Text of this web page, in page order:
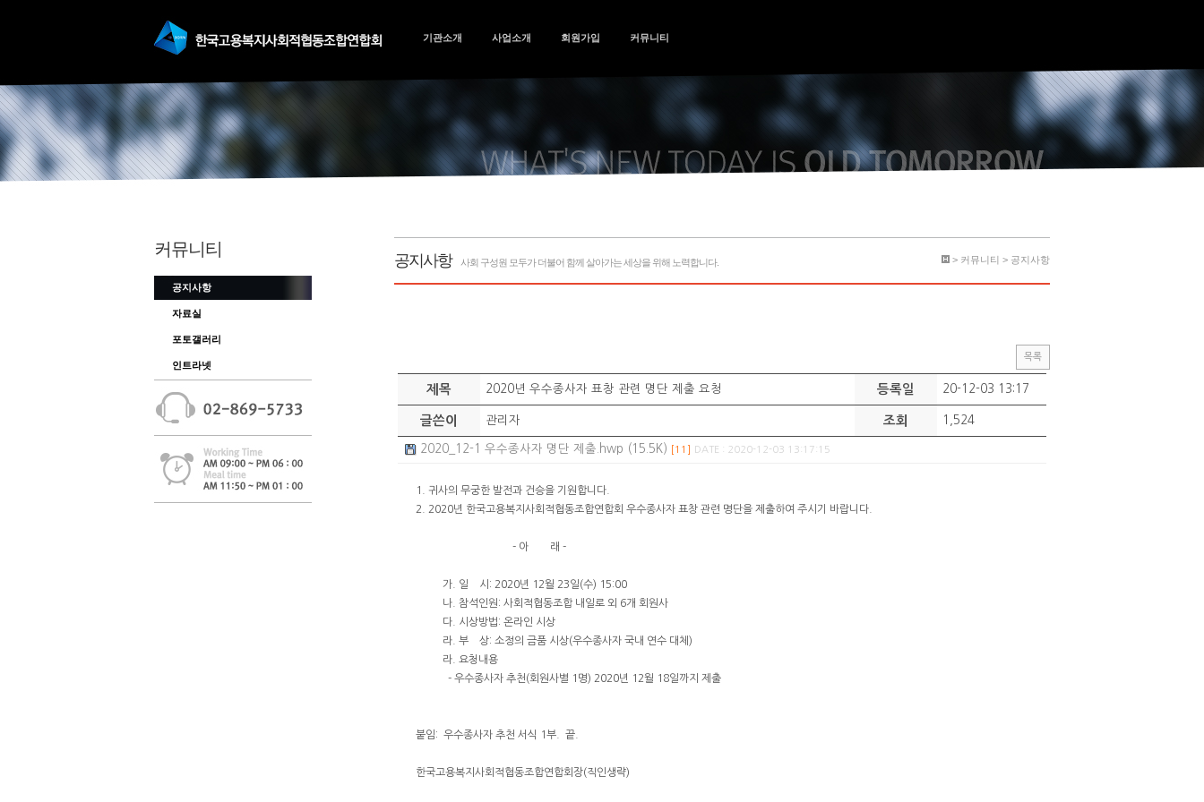
기관소개 사업소개 회원가입 커뮤니티
커뮤니티
공지사항
자료실
포토갤러리
인트라넷
공지사항 사회 구성원 모두가 더불어 함께 살아가는 세상을 위해 노력합니다. > 커뮤니티 > 공지사항
목록
제목 2020년 우수종사자 표창 관련 명단 제출 요청 등록일 20-12-03 13:17
글쓴이 관리자 조회 1,524
2020_12-1 우수종사자 명단 제출.hwp (15.5K) [11] DATE : 2020-12-03 13:17:15
1. 귀사의 무궁한 발전과 건승을 기원합니다.
2. 2020년 한국고용복지사회적협동조합연합회 우수종사자 표창 관련 명단을 제출하여 주시기 바랍니다.
- 아 래 -
가. 일 시: 2020년 12월 23일(수) 15:00
나. 참석인원: 사회적협동조합 내일로 외 6개 회원사
다. 시상방법: 온라인 시상
라. 부 상: 소정의 금품 시상(우수종사자 국내 연수 대체)
라. 요청내용
- 우수종사자 추천(회원사별 1명) 2020년 12월 18일까지 제출
붙임: 우수종사자 추천 서식 1부. 끝.
한국고용복지사회적협동조합연합회장(직인생략)